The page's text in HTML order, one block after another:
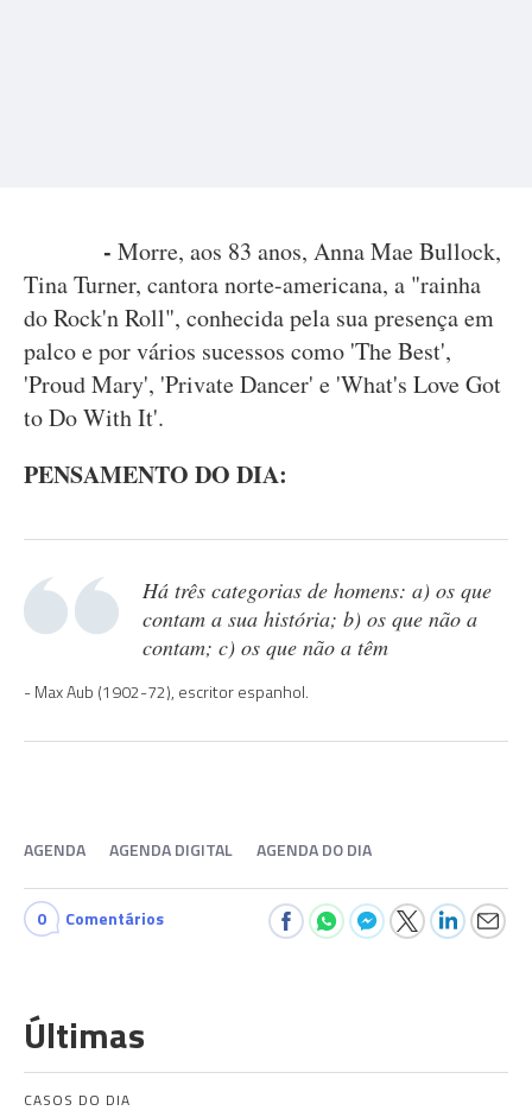
- Morre, aos 83 anos, Anna Mae Bullock,
Tina Turner, cantora norte-americana, a "rainha
do Rock'n Roll", conhecida pela sua presença em
palco e por vários sucessos como 'The Best',
'Proud Mary', 'Private Dancer' e 'What's Love Got
to Do With It'.
PENSAMENTO DO DIA:
Há três categorias de homens: a) os que
contam a sua história; b) os que não a
contam; c) os que não a têm
Max Aub (1902-72), escritor espanhol.
AGENDA AGENDA DIGITAL AGENDA DO DIA
0 Comentários
Últimas
CASOS DO DIA